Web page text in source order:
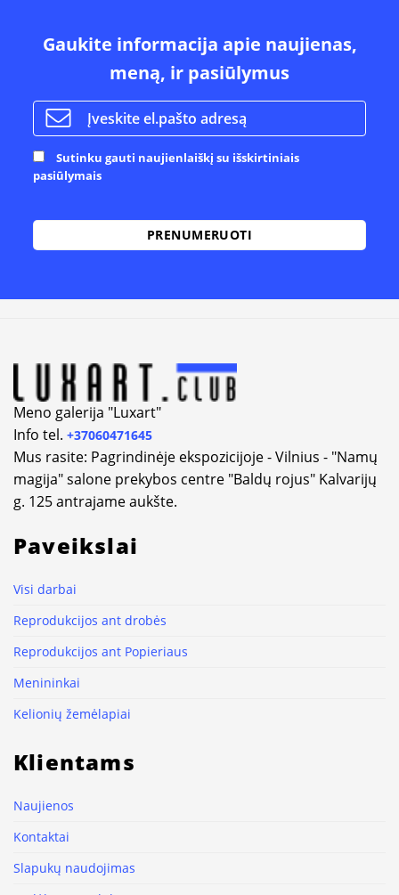
Gaukite informacija apie naujienas,
meną, ir pasiūlymus
Sutinku gauti naujienlaiškį su išskirtiniais
pasiūlymais
Meno galerija "Luxart"
Info tel. +37060471645
Mus rasite: Pagrindinėje ekspozicijoje - Vilnius - "Namų
magija" salone prekybos centre "Baldų rojus" Kalvarijų
g. 125 antrajame aukšte.
Paveikslai
Visi darbai
Reprodukcijos ant drobės
Reprodukcijos ant Popieriaus
Menininkai
Kelionių žemėlapiai
Klientams
Naujienos
Kontaktai
Slapukų naudojimas